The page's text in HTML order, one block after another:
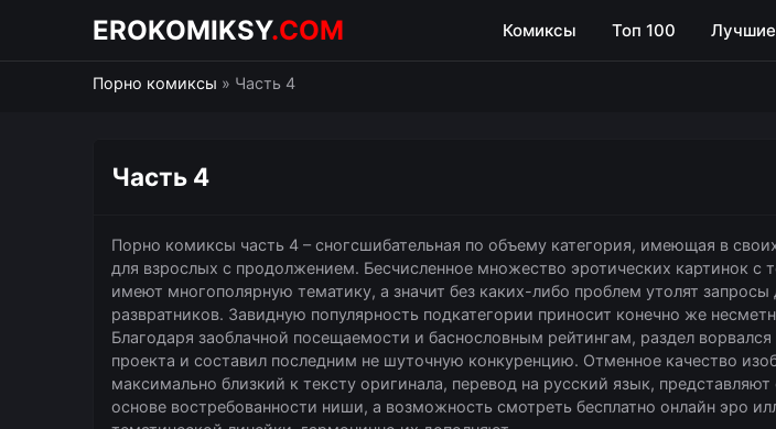
EROKOMIKSY.COM Комиксы Топ 100 Лучшие
Порно комиксы » Часть 4
Часть 4
Порно комиксы часть 4 – сногсшибательная по объему категория, имеющая в
для взрослых с продолжением. Бесчисленное множество эротических картинок
имеют многополярную тематику, а значит без каких-либо проблем утолят
развратников. Завидную популярность подкатегории приносит конечно же
Благодаря заоблачной посещаемости и баснословным рейтингам, раздел
проекта и составил последним не шуточную конкуренцию. Отменное качество
максимально близкий к тексту оригинала, перевод на русский язык,
основе востребованности ниши, а возможность смотреть бесплатно онлайн эро